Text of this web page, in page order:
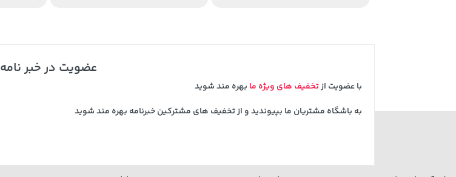
عضویت در خبر نامه
با عضویت ازتخفیف های ویژه ما بهره مند شوید
به باشگاه مشتریان ما بپیوندید و از تخفیف های مشترکین خبرنامه بهره مند شوید